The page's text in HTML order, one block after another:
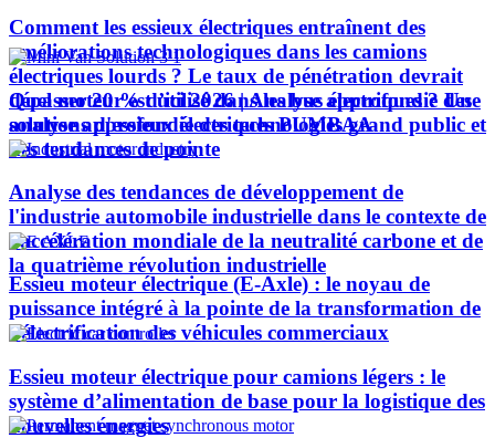
Comment les essieux électriques entraînent des
améliorations technologiques dans les camions
électriques lourds ? Le taux de pénétration devrait
dépasser 20 % d’ici 2026 | Analyse approfondie des
solutions d'essieux électriques PUMBAA
Quel moteur est utilisé dans les bus électriques ? Une
analyse approfondie des technologies grand public et
des tendances de pointe
Analyse des tendances de développement de
l'industrie automobile industrielle dans le contexte de
l'accélération mondiale de la neutralité carbone et de
la quatrième révolution industrielle
Essieu moteur électrique (E-Axle) : le noyau de
puissance intégré à la pointe de la transformation de
l’électrification des véhicules commerciaux
Essieu moteur électrique pour camions légers : le
système d’alimentation de base pour la logistique des
nouvelles énergies